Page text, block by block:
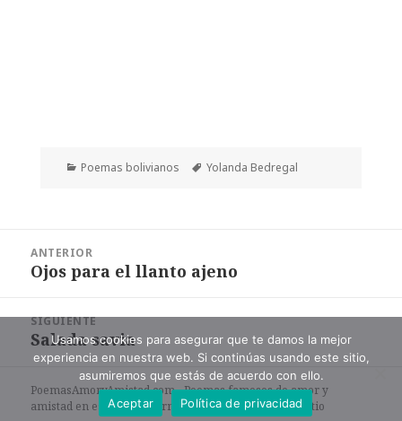
Categorías
Poemas bolivianos Etiquetas
Yolanda Bedregal
entradas
ANTERIOR
Entrada
Ojos para el llanto ajeno
SIGUIENTE
Entrada
siguiente:
Salada savia
PoemasAmoryAmistad.com - Poemas famosos de amor y
amistad en español en formato de texto. |Mapa del sitio
Usamos cookies para asegurar que te damos la mejor
experiencia en nuestra web. Si continúas usando este sitio,
asumiremos que estás de acuerdo con ello.
Aceptar
Política de privacidad